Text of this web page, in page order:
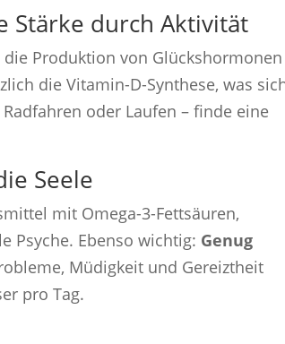
Stärke durch Aktivität
Produktion von Glückshormonen
die Vitamin-D-Synthese, was
oder Laufen – finde eine
Seele
mit Omega-3-Fettsäuren,
Psyche. Ebenso wichtig: Genug
Müdigkeit und Gereiztheit
pro Tag.